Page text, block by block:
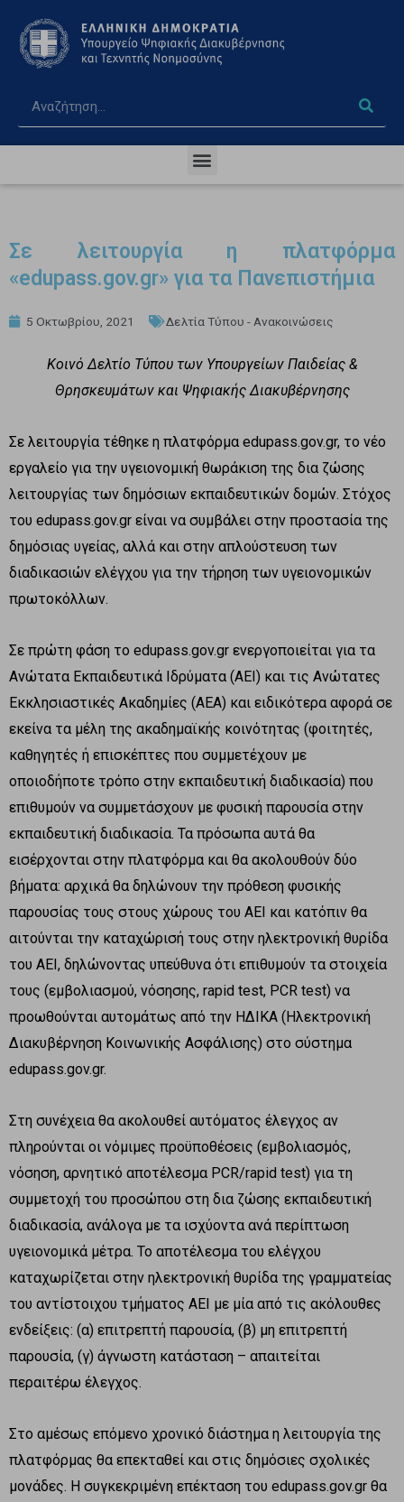
Σε λειτουργία η πλατφόρμα
«edupass.gov.gr» για τα Πανεπιστήμια
5 Οκτωβρίου, 2021 Δελτία Τύπου - Ανακοινώσεις
Κοινό Δελτίο Τύπου των Υπουργείων Παιδείας &
Θρησκευμάτων και Ψηφιακής Διακυβέρνησης
Σε λειτουργία τέθηκε η πλατφόρμα edupass.gov.gr, το νέο
εργαλείο για την υγειονομική θωράκιση της δια ζώσης
λειτουργίας των δημόσιων εκπαιδευτικών δομών. Στόχος
του edupass.gov.gr είναι να συμβάλει στην προστασία της
δημόσιας υγείας, αλλά και στην απλούστευση των
διαδικασιών ελέγχου για την τήρηση των υγειονομικών
πρωτοκόλλων.
Σε πρώτη φάση το edupass.gov.gr ενεργοποιείται για τα
Ανώτατα Εκπαιδευτικά Ιδρύματα (ΑΕΙ) και τις Ανώτατες
Εκκλησιαστικές Ακαδημίες (ΑΕΑ) και ειδικότερα αφορά σε
εκείνα τα μέλη της ακαδημαϊκής κοινότητας (φοιτητές,
καθηγητές ή επισκέπτες που συμμετέχουν με
οποιοδήποτε τρόπο στην εκπαιδευτική διαδικασία) που
επιθυμούν να συμμετάσχουν με φυσική παρουσία στην
εκπαιδευτική διαδικασία. Τα πρόσωπα αυτά θα
εισέρχονται στην πλατφόρμα και θα ακολουθούν δύο
βήματα: αρχικά θα δηλώνουν την πρόθεση φυσικής
παρουσίας τους στους χώρους του ΑΕΙ και κατόπιν θα
αιτούνται την καταχώρισή τους στην ηλεκτρονική θυρίδα
του ΑΕΙ, δηλώνοντας υπεύθυνα ότι επιθυμούν τα στοιχεία
τους (εμβολιασμού, νόσησης, rapid test, PCR test) να
προωθούνται αυτομάτως από την ΗΔΙΚΑ (Ηλεκτρονική
Διακυβέρνηση Κοινωνικής Ασφάλισης) στο σύστημα
edupass.gov.gr.
Στη συνέχεια θα ακολουθεί αυτόματος έλεγχος αν
πληρούνται οι νόμιμες προϋποθέσεις (εμβολιασμός,
νόσηση, αρνητικό αποτέλεσμα PCR/rapid test) για τη
συμμετοχή του προσώπου στη δια ζώσης εκπαιδευτική
διαδικασία, ανάλογα με τα ισχύοντα ανά περίπτωση
υγειονομικά μέτρα. Το αποτέλεσμα του ελέγχου
καταχωρίζεται στην ηλεκτρονική θυρίδα της γραμματείας
του αντίστοιχου τμήματος ΑΕΙ με μία από τις ακόλουθες
ενδείξεις: (α) επιτρεπτή παρουσία, (β) μη επιτρεπτή
παρουσία, (γ) άγνωστη κατάσταση – απαιτείται
περαιτέρω έλεγχος.
Στο αμέσως επόμενο χρονικό διάστημα η λειτουργία της
πλατφόρμας θα επεκταθεί και στις δημόσιες σχολικές
μονάδες. Η συγκεκριμένη επέκταση του edupass.gov.gr θα